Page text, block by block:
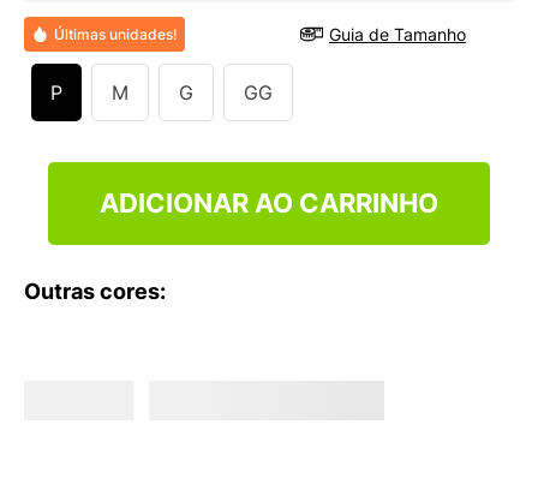
Últimas unidades! Guia de Tamanho
P M G GG
ADICIONAR AO CARRINHO
Outras cores:
10º NEW 530